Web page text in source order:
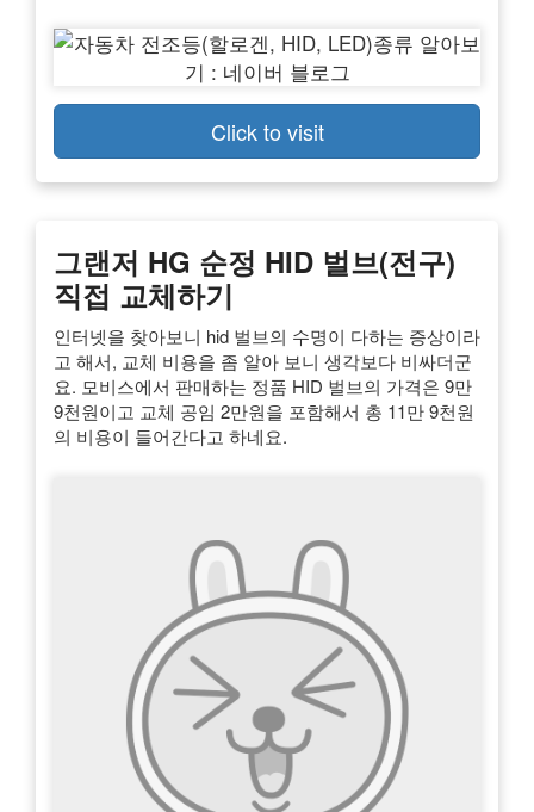
Click to visit
그랜저 HG 순정 HID 벌브(전구)
직접 교체하기
인터넷을 찾아보니 hid 벌브의 수명이 다하는 증상이라
고 해서, 교체 비용을 좀 알아 보니 생각보다 비싸더군
요. 모비스에서 판매하는 정품 HID 벌브의 가격은 9만
9천원이고 교체 공임 2만원을 포함해서 총 11만 9천원
의 비용이 들어간다고 하네요.